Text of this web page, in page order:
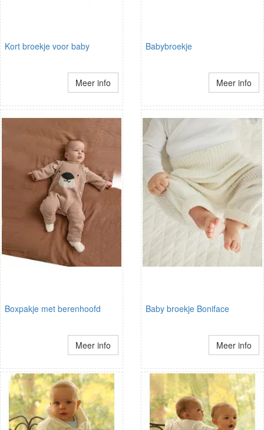
Kort broekje voor baby
Meer info
Babybroekje
Meer info
Boxpakje met berenhoofd
Meer info
Baby broekje Boniface
Meer info